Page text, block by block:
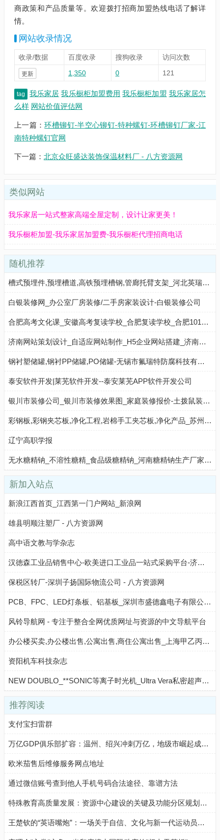
商政策和产品质量等。欢迎拨打招商加盟热线电话了解详
情。
网站收录情况
收录/数据 百度收录 搜狗收录 访问次数
更新 1,350 0 121
tag 我乐家居 我乐橱柜加盟费用 我乐橱柜加盟 我乐家居怎
么样 网站价值评估网
上一篇：环槽铆钉-半空心铆钉-特种螺钉-环槽铆钉厂家-江
南特种螺钉官网
下一篇： 北京众旺盛达装饰保温材料厂 - 八方资源网
类似网站
我乐家居一站式整家高端全屋定制，设计让家更美！
我乐橱柜加盟-我乐家居加盟费-我乐橱柜代理招商电话
随机推荐
槽式预埋件,预埋槽道,高铁预埋槽钢,管廊托臂支架_河北英瑞轨道设备有限公司 - 八方资源网
白银装修网_办公室厂房装修/二手房家装设计-白银装修公司
合肥高考文化课_安徽高考复读学校_合肥复读学校_合肥101佳佑学校
济南网站策划设计_自适应网站制作_H5企业网站搭建_济南外贸网站制作公司_锐尚
钢衬塑储罐,钢衬PP储罐,PO储罐-无锡市氟瑞特防腐科技有限公司
泰安软件开发|莱芜软件开发--泰安莱芜APP软件开发公司
银川市装修公司_银川市装修效果图_家庭装修报价-土拨鼠装修平台银川市装修网
彩钢板,彩钢夹芯板,净化工程,岩棉手工夹芯板,净化产品_苏州大定净化板业有限公司 - 八方资源网
辽宁高职学报
无水糖精钠_不溶性糖精_食品级糖精钠_河南糖精钠生产厂家—河南建昌精细化工有限公司
新加入站点
新浪江西首页_江西第一门户网站_新浪网
雄县明顺注塑厂 - 八方资源网
高中语文教与学杂志
汉徳森工业品销售中心-欧美进口工业品一站式采购平台-济南融恩机电设备有限公司
保税区转厂-深圳子扬国际物流公司 - 八方资源网
PCB、FPC、LED灯条板、铝基板_深圳市盛德鑫电子有限公司 - 八方资源网
风铃导航网 - 专注于整合全网优质网址与资源的中文导航平台
办公楼买卖,办公楼出售,公寓出售,商住公寓出售_上海甲乙丙房地产经纪发展有限责任公司 - 八方资源网
资阳机车科技杂志
NEW DOUBLO_**SONIC等离子时光机_Ultra Vera私密超声设备_DOUBLO GOLD超声刀_海罗迪克 - 八方资源网
推荐阅读
支付宝扫雷群
万亿GDP俱乐部扩容：温州、绍兴冲刺万亿，地级市崛起成新引擎
欧米茄售后维修服务网点地址
通过微信账号查到他人手机号码合法途径、靠谱方法
特殊教育高质量发展：资源中心建设的关键及功能分区规划要点
王楚钦的“英语嘴炮”：一场关于自信、文化与新一代运动员气质的生动注脚